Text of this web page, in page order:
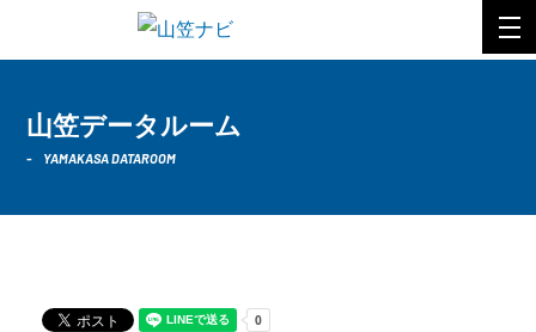
山笠データルーム
YAMAKASA DATAROOM